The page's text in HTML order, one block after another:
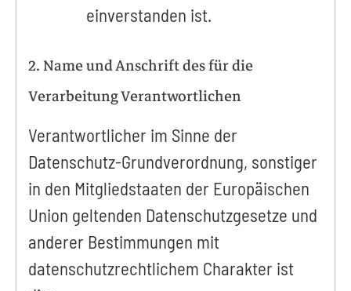
einverstanden ist.
2. Name und Anschrift des für die
Verarbeitung Verantwortlichen
Verantwortlicher im Sinne der
Datenschutz-Grundverordnung, sonstiger
in den Mitgliedstaaten der Europäischen
Union geltenden Datenschutzgesetze und
anderer Bestimmungen mit
datenschutzrechtlichem Charakter ist